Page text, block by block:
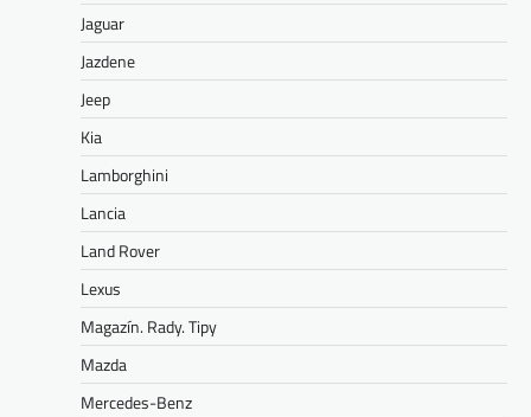
Jaguar
Jazdene
Jeep
Kia
Lamborghini
Lancia
Land Rover
Lexus
Magazín. Rady. Tipy
Mazda
Mercedes-Benz